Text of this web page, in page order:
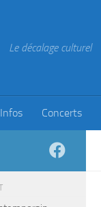
Le décalage culturel
Infos Concerts